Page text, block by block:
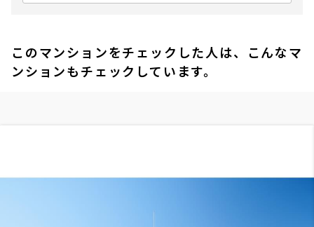
このマンションをチェックした人は、こんなマ
ンションもチェックしています。